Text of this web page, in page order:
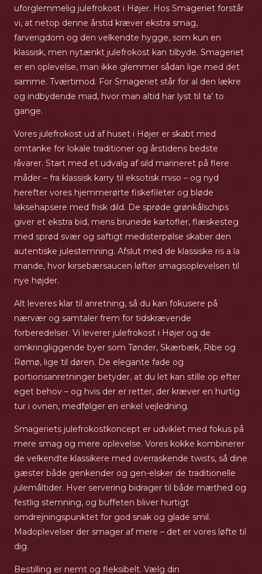
uforglemmelig julefrokost i Højer. Hos Smageriet forstår
vi, at netop denne årstid kræver ekstra smag,
farverigdom og den velkendte hygge, som kun en
klassisk, men nytænkt julefrokost kan tilbyde. Smageriet
er en oplevelse, man ikke glemmer sådan lige med det
samme. Tværtimod. For Smageriet står for al den lækre
og indbydende mad, hvor man altid har lyst til ta’ to
gange.
Vores julefrokost ud af huset i Højer er skabt med
omtanke for lokale traditioner og årstidens bedste
råvarer. Start med et udvalg af sild marineret på flere
måder – fra klassisk karry til eksotisk miso – og nyd
herefter vores hjemmerørte fiskefileter og bløde
laksehapsere med frisk dild. De sprøde grønkålschips
giver et ekstra bid, mens brunede kartofler, flæskesteg
med sprød svær og saftigt medisterpølse skaber den
autentiske julestemning. Afslut med de klassiske ris a la
mande, hvor kirsebærsaucen løfter smagsoplevelsen til
nye højder.
Alt leveres klar til anretning, så du kan fokusere på
nærvær og samtaler frem for tidskrævende
forberedelser. Vi leverer julefrokost i Højer og de
omkringliggende byer som Tønder, Skærbæk, Ribe og
Rømø, lige til døren. De elegante fade og
portionsanretninger betyder, at du let kan stille op efter
eget behov – og hvis der er retter, der kræver en hurtig
tur i ovnen, medfølger en enkel vejledning.
Smageriets julefrokostkoncept er udviklet med fokus på
mere smag og mere oplevelse. Vores kokke kombinerer
de velkendte klassikere med overraskende twists, så dine
gæster både genkender og gen-elsker de traditionelle
julemåltider. Hver servering bidrager til både mæthed og
festlig stemning, og buffeten bliver hurtigt
omdrejningspunktet for god snak og glade smil.
Madoplevelser der smager af mere – det er vores løfte til
dig.
Bestilling er nemt og fleksibelt. Vælg din